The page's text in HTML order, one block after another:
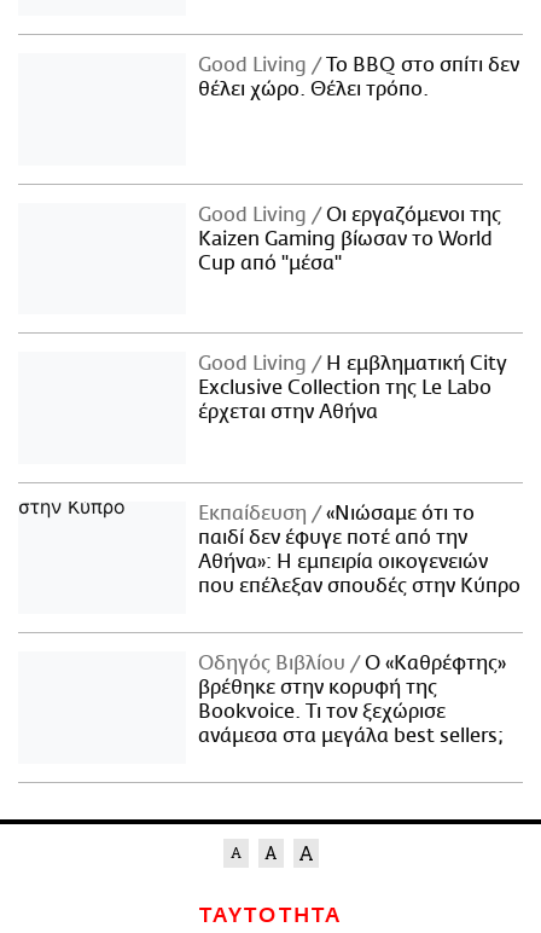
Good Living
Το BBQ στο σπίτι δεν
θέλει χώρο. Θέλει τρόπο.
Good Living
Οι εργαζόμενοι της
Kaizen Gaming βίωσαν το World
Cup από "μέσα"
Good Living
Η εμβληματική City
Exclusive Collection της Le Labo
έρχεται στην Αθήνα
Εκπαίδευση
«Νιώσαμε ότι το
παιδί δεν έφυγε ποτέ από την
Αθήνα»: Η εμπειρία οικογενειών
που επέλεξαν σπουδές στην Κύπρο
Οδηγός Βιβλίου
Ο «Καθρέφτης»
βρέθηκε στην κορυφή της
Bookvoice. Τι τον ξεχώρισε
ανάμεσα στα μεγάλα best sellers;
ΤΑΥΤΟΤΗΤΑ